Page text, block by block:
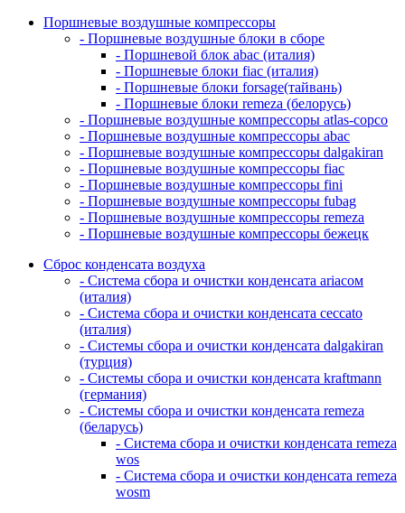
Поршневые воздушные компрессоры
- Поршневые воздушные блоки в сборе
- Поршневой блок abac (италия)
- Поршневые блоки fiac (италия)
- Поршневые блоки forsage(тайвань)
- Поршневые блоки remeza (белорусь)
- Поршневые воздушные компрессоры atlas-copco
- Поршневые воздушные компрессоры abac
- Поршневые воздушные компрессоры dalgakiran
- Поршневые воздушные компрессоры fiac
- Поршневые воздушные компрессоры fini
- Поршневые воздушные компрессоры fubag
- Поршневые воздушные компрессоры remeza
- Поршневые воздушные компрессоры бежецк
Сброс конденсата воздуха
- Система сбора и очистки конденсата ariacом
(италия)
- Система сбора и очистки конденсата ceccato
(италия)
- Системы сбора и очистки конденсата dalgakiran
(турция)
- Системы сбора и очистки конденсата kraftmann
(германия)
- Системы сбора и очистки конденсата remeza
(беларусь)
- Система сбора и очистки конденсата remeza
wos
- Система сбора и очистки конденсата remeza
wosm